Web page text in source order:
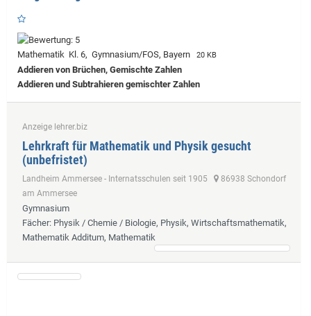
Mathematik Kl. 6, Gymnasium/FOS, Bayern 20 KB
Addieren von Brüchen, Gemischte Zahlen
Addieren und Subtrahieren gemischter Zahlen
Anzeige lehrer.biz
Lehrkraft für Mathematik und Physik gesucht
(unbefristet)
Landheim Ammersee - Internatsschulen seit 1905
86938 Schondorf
am Ammersee
Gymnasium
Fächer: Physik / Chemie / Biologie, Physik, Wirtschaftsmathematik,
Mathematik Additum, Mathematik